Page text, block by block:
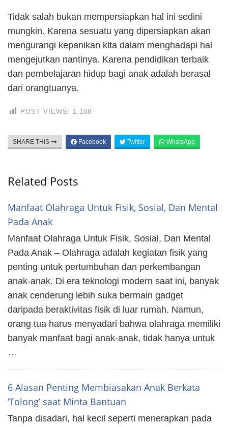
Tidak salah bukan mempersiapkan hal ini sedini
mungkin. Karena sesuatu yang dipersiapkan akan
mengurangi kepanikan kita dalam menghadapi hal
mengejutkan nantinya. Karena pendidikan terbaik
dan pembelajaran hidup bagi anak adalah berasal
dari orangtuanya.
POST VIEWS: 1,188
SHARE THIS Facebook Twitter WhatsApp
Related Posts
Manfaat Olahraga Untuk Fisik, Sosial, Dan Mental
Pada Anak
Manfaat Olahraga Untuk Fisik, Sosial, Dan Mental
Pada Anak – Olahraga adalah kegiatan fisik yang
penting untuk pertumbuhan dan perkembangan
anak-anak. Di era teknologi modern saat ini, banyak
anak cenderung lebih suka bermain gadget
daripada beraktivitas fisik di luar rumah. Namun,
orang tua harus menyadari bahwa olahraga memiliki
banyak manfaat bagi anak-anak, tidak hanya untuk
…
6 Alasan Penting Membiasakan Anak Berkata
‘Tolong’ saat Minta Bantuan
Tanpa disadari, hal kecil seperti menerapkan pada